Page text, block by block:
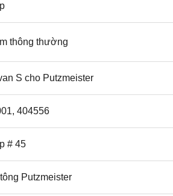
thông thường
S cho Putzmeister
404556
# 45
Putzmeister